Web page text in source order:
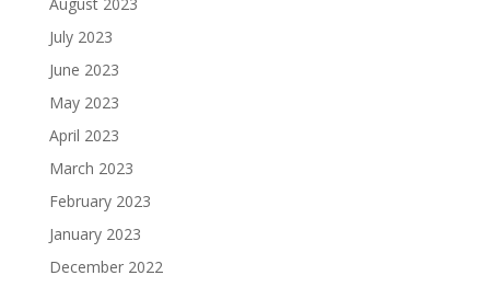
July 2023
June 2023
May 2023
April 2023
March 2023
February 2023
January 2023
December 2022